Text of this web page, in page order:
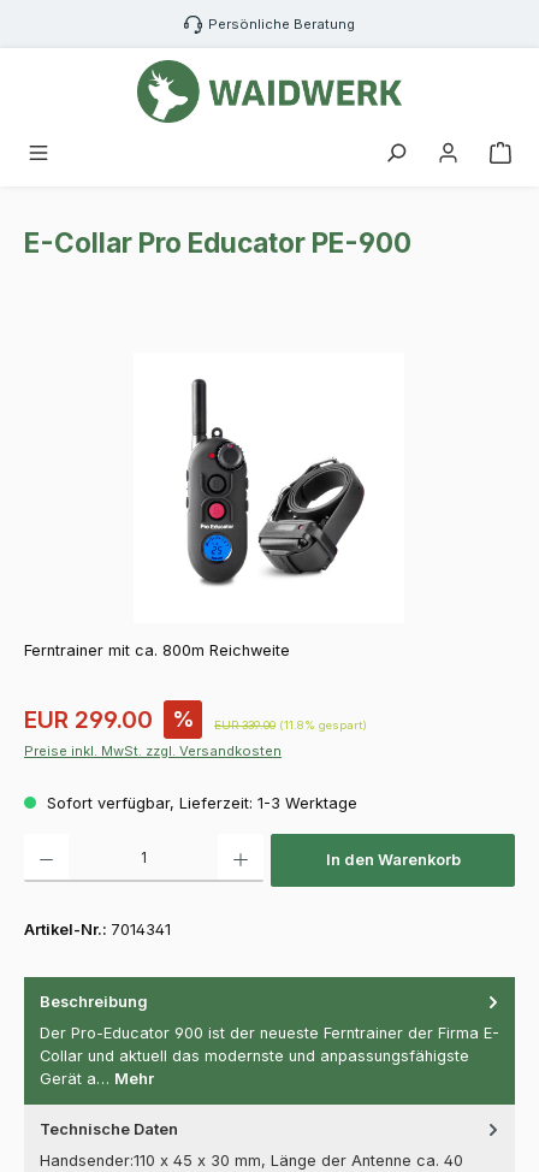
Zum Hauptinhalt springen Persönliche Beratung
E-Collar Pro Educator PE-900
Ferntrainer mit ca. 800m Reichweite
Verkaufspreis:
EUR 299.00 % Regulärer Preis:
EUR 339.00 (11.8% gespart)
Preise inkl. MwSt. zzgl. Versandkosten
Sofort verfügbar, Lieferzeit: 1-3 Werktage
In den Warenkorb
Artikel-Nr.: 7014341
Beschreibung
Der Pro-Educator 900 ist der neueste Ferntrainer der Firma E-
Collar und aktuell das modernste und anpassungsfähigste
Gerät a… Mehr
Technische Daten
Handsender:110 x 45 x 30 mm, Länge der Antenne ca. 40